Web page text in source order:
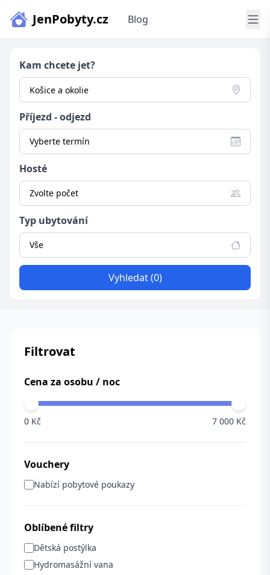
JenPobyty.cz Blog
Kam chcete jet?
Příjezd - odjezd
Vyberte termín
Hosté
Zvolte počet
Typ ubytování
Vše
Vyhledat (0)
Filtrovat
Cena za osobu / noc
0 Kč 7 000 Kč
Vouchery
Nabízí pobytové poukazy
Oblíbené filtry
Dětská postýlka
Hydromasážní vana